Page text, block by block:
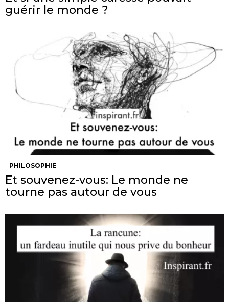
guérir le monde ?
PHILOSOPHIE
Et souvenez-vous: Le monde ne
tourne pas autour de vous